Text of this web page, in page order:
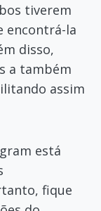
tiverem
encontrá-la
disso,
a também
assim
está
fique